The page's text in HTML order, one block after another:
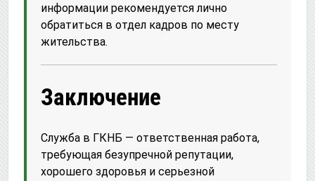
информации рекомендуется лично
обратиться в отдел кадров по месту
жительства.
Заключение
Служба в ГКНБ — ответственная работа,
требующая безупречной репутации,
хорошего здоровья и серьезной